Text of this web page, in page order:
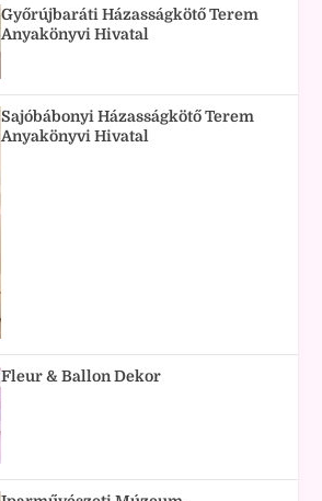
Győrújbaráti Házasságkötő Terem
Anyakönyvi Hivatal
Sajóbábonyi Házasságkötő Terem
Anyakönyvi Hivatal
Fleur & Ballon Dekor